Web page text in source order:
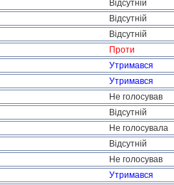
Відсутній
Відсутній
Відсутній
Проти
Утримався
Утримався
Не голосував
Відсутній
Не голосувала
Відсутній
Не голосував
Утримався